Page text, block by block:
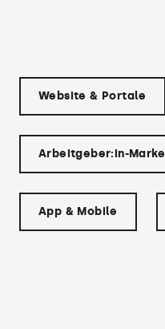
Website & Portale
Arbeitgeber:in-Marke
App & Mobile